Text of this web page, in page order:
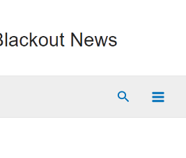
Suchen